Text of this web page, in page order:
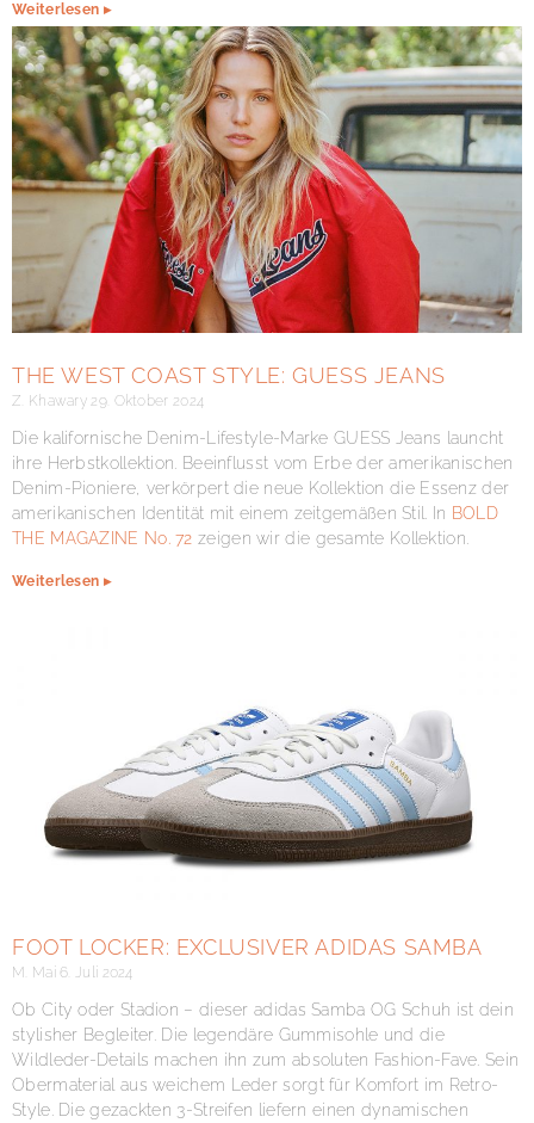
Weiterlesen ▸
THE WEST COAST STYLE: GUESS JEANS
Z. Khawary29. Oktober 2024
Die kalifornische Denim-Lifestyle-Marke GUESS Jeans launcht
ihre Herbstkollektion. Beeinflusst vom Erbe der amerikanischen
Denim-Pioniere, verkörpert die neue Kollektion die Essenz der
amerikanischen Identität mit einem zeitgemäßen Stil. In BOLD
THE MAGAZINE No. 72 zeigen wir die gesamte Kollektion.
Weiterlesen ▸
FOOT LOCKER: EXCLUSIVER ADIDAS SAMBA
M. Mai6. Juli 2024
Ob City oder Stadion – dieser adidas Samba OG Schuh ist dein
stylisher Begleiter. Die legendäre Gummisohle und die
Wildleder-Details machen ihn zum absoluten Fashion-Fave. Sein
Obermaterial aus weichem Leder sorgt für Komfort im Retro-
Style. Die gezackten 3-Streifen liefern einen dynamischen